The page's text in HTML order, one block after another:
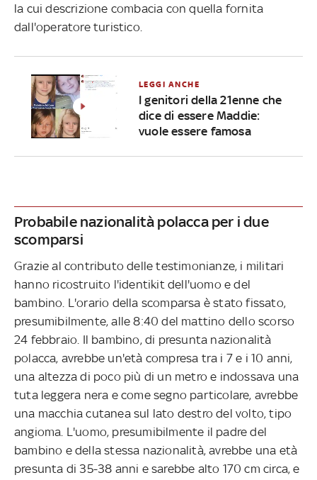
la cui descrizione combacia con quella fornita
dall'operatore turistico.
LEGGI ANCHE
I genitori della 21enne che
dice di essere Maddie:
vuole essere famosa
Probabile nazionalità polacca per i due
scomparsi
Grazie al contributo delle testimonianze, i militari
hanno ricostruito l'identikit dell'uomo e del
bambino. L'orario della scomparsa è stato fissato,
presumibilmente, alle 8:40 del mattino dello scorso
24 febbraio. Il bambino, di presunta nazionalità
polacca, avrebbe un'età compresa tra i 7 e i 10 anni,
una altezza di poco più di un metro e indossava una
tuta leggera nera e come segno particolare, avrebbe
una macchia cutanea sul lato destro del volto, tipo
angioma. L'uomo, presumibilmente il padre del
bambino e della stessa nazionalità, avrebbe una età
presunta di 35-38 anni e sarebbe alto 170 cm circa, e